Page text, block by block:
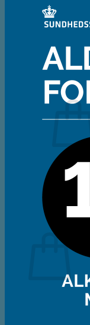
Diverse
Om ØL2GO
Kontakt
Kurv /0,00 kr.
Ingen
Tilbage
Kasse
Kurv
Ingen varer i
Tilbage til